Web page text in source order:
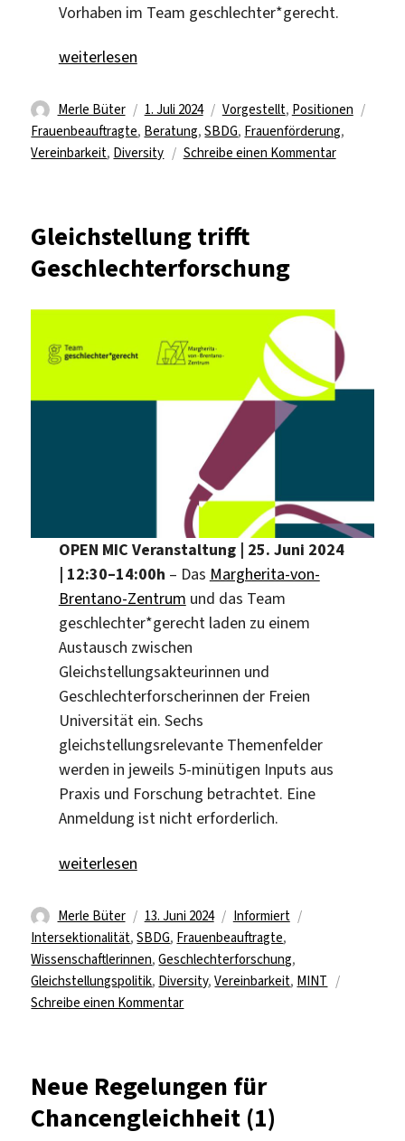
Vorhaben im Team geschlechter*gerecht.
„„Die FU als fürsorgliche Arbeitgeberin““
weiterlesen
Autor
Merle Büter
Veröffentlicht
am
1. Juli 2024 Kategorien
Vorgestellt, Positionen
Frauenbeauftragte, Beratung,SBDG, Frauenförderung,
Vereinbarkeit, Diversity Schreibe einen Kommentarzu
Gleichstellung trifft
Geschlechterforschung
OPEN MIC Veranstaltung | 25. Juni 2024
| 12:30–14:00h – Das Margherita-von-
Brentano-Zentrum und das Team
geschlechter*gerecht laden zu einem
Austausch zwischen
Gleichstellungsakteurinnen und
Geschlechterforscherinnen der Freien
Universität ein. Sechs
gleichstellungsrelevante Themenfelder
werden in jeweils 5-minütigen Inputs aus
Praxis und Forschung betrachtet. Eine
Anmeldung ist nicht erforderlich.
„Gleichstellung trifft Geschlechterforschung“
weiterlesen
Autor
Merle Büter
Veröffentlicht
am
13. Juni 2024 Kategorien
Informiert
Intersektionalität,SBDG, Frauenbeauftragte,
Wissenschaftlerinnen,Geschlechterforschung,
Gleichstellungspolitik, Diversity,Vereinbarkeit, MINT
Schreibe einen Kommentarzu
Neue Regelungen für
Chancengleichheit (1)